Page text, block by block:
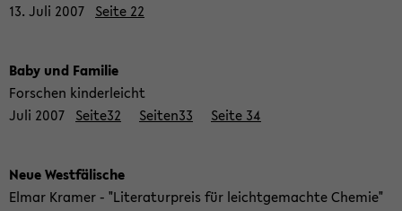
13. Juli 2007 Seite 22
Baby und Fa­mi­lie
For­schen kin­der­leicht
Juli 2007 Seite32 Seiten33 Seite 34
Neue West­fä­li­sche
Elmar Kra­mer - "Li­te­ra­tur­preis für leicht­ge­mach­te Che­mie"